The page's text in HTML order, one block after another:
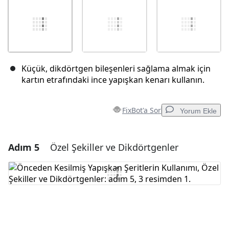
Küçük, dikdörtgen bileşenleri sağlama almak için
kartın etrafındaki ince yapışkan kenarı kullanın.
FixBot'a Sor Yorum Ekle
Yorum Ekle
Yorum Ekle
Adım 5 Özel Şekiller ve Dikdörtgenler